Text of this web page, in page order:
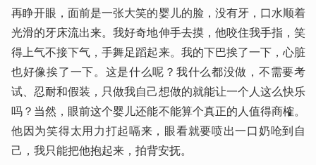
再睁开眼，面前是一张大笑的婴儿的脸，没有牙，口水顺着
光滑的牙床流出来。我好奇地伸手去摸，他咬住我手指，笑
得上气不接下气，手舞足蹈起来。我的下巴挨了一下，心脏
也好像挨了一下。这是什么呢？我什么都没做，不需要考
试、忍耐和假装，只做我自己想做的就能让一个人这么快乐
吗？当然，眼前这个婴儿还能不能算个真正的人值得商榷。
他因为笑得太用力打起嗝来，眼看就要喷出一口奶呛到自
己，我只能把他抱起来，拍背安抚。